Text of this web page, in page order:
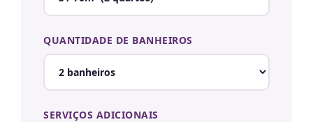
QUANTIDADE DE BANHEIROS
SERVIÇOS ADICIONAIS